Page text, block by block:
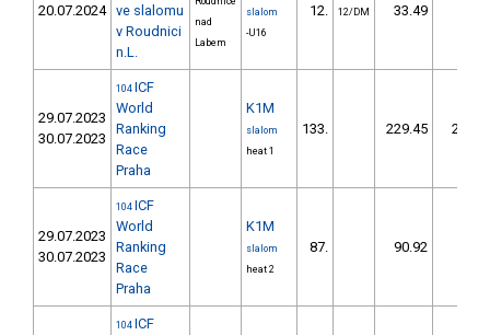
20.07.2024 ve slalomu
v Roudnici
n.L.
nad
Labem
slalom
-U16
12. 12/DM 33.49
29.07.2023
30.07.2023
104 ICF
World
Ranking
Race
Praha
K1M
slalom
heat 1
133. 229.45 253,1
29.07.2023
30.07.2023
104 ICF
World
Ranking
Race
Praha
K1M
slalom
heat 2
87. 90.92
104 ICF